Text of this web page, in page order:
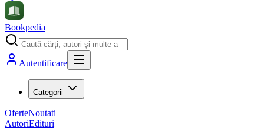
Bookpedia
Autentificare
Categorii
OferteNoutati
AutoriEdituri